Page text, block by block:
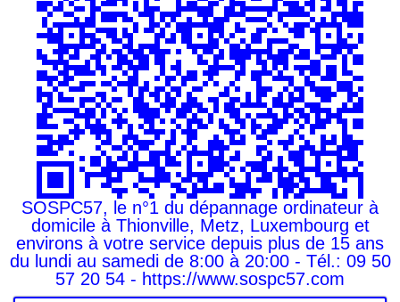
SOSPC57, le n°1 du dépannage ordinateur à
domicile à Thionville, Metz, Luxembourg et
environs à votre service depuis plus de 15 ans
du lundi au samedi de 8:00 à 20:00 - Tél.: 09 50
57 20 54 - https://www.sospc57.com